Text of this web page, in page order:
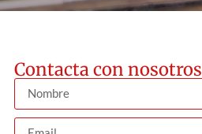
Contacta con nosotros